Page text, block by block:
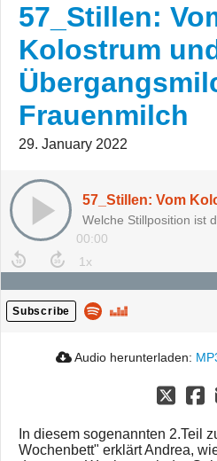
57_Stillen:
Kolostrum
Frauenmilch
29. January 2022
00:00
Subscribe
Audio herunterladen:
In diesem sogenannten 2.Teil
Wochenbett" erklärt Andrea,